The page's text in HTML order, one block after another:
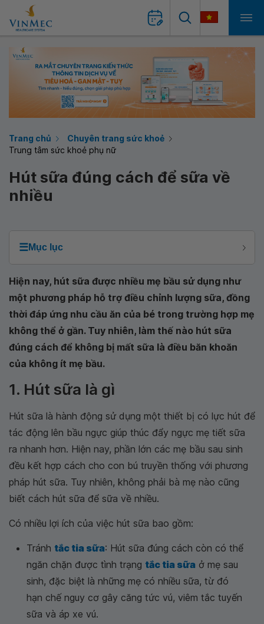
Trang chủ
Chuyên trang sức khoẻ
Trung tâm sức khoẻ phụ nữ
Hút sữa đúng cách để sữa về
nhiều
☰Mục lục
Hiện nay, hút sữa được nhiều mẹ bầu sử dụng như
một phương pháp hỗ trợ điều chỉnh lượng sữa, đồng
thời đáp ứng nhu cầu ăn của bé trong trường hợp mẹ
không thể ở gần. Tuy nhiên, làm thế nào hút sữa
đúng cách để không bị mất sữa là điều băn khoăn
của không ít mẹ bầu.
1. Hút sữa là gì
Hút sữa là hành động sử dụng một thiết bị có lực hút để
tác động lên bầu ngực giúp thúc đẩy ngực mẹ tiết sữa
ra nhanh hơn. Hiện nay, phần lớn các mẹ bầu sau sinh
đều kết hợp cách cho con bú truyền thống với phương
pháp hút sữa. Tuy nhiên, không phải bà mẹ nào cũng
biết cách hút sữa để sữa về nhiều.
Có nhiều lợi ích của việc hút sữa bao gồm:
Tránh tắc tia sữa: Hút sữa đúng cách còn có thể
ngăn chặn được tình trạng tắc tia sữa ở mẹ sau
sinh, đặc biệt là những mẹ có nhiều sữa, từ đó
hạn chế nguy cơ gây căng tức vú, viêm tắc tuyến
sữa và áp xe vú.